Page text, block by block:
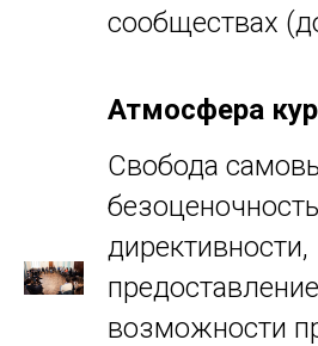
сообществах
Атмосфера
Свобода
директивности,
возможности